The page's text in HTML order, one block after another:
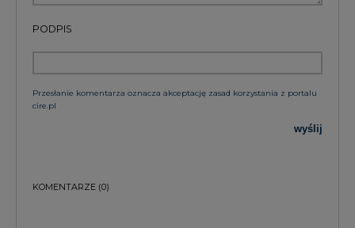
postaci newslettera pocztą elektroniczną od